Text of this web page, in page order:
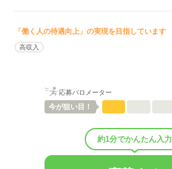
■賞与備考：なし
■受動喫煙防止措置：
敷地内禁煙
応募する
「働く人の待遇向上」の実現を目指しています
高収入
応募バロメーター
今が狙い目！
約1分でかんたん入力